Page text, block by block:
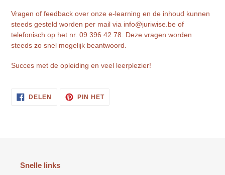
Vragen of feedback over onze e-learning en de inhoud kunnen
steeds gesteld worden per mail via info@juriwise.be of
telefonisch op het nr. 09 396 42 78. Deze vragen worden
steeds zo snel mogelijk beantwoord.
Succes met de opleiding en veel leerplezier!
DELEN
DELEN
PIN HETPINNEN
Snelle links